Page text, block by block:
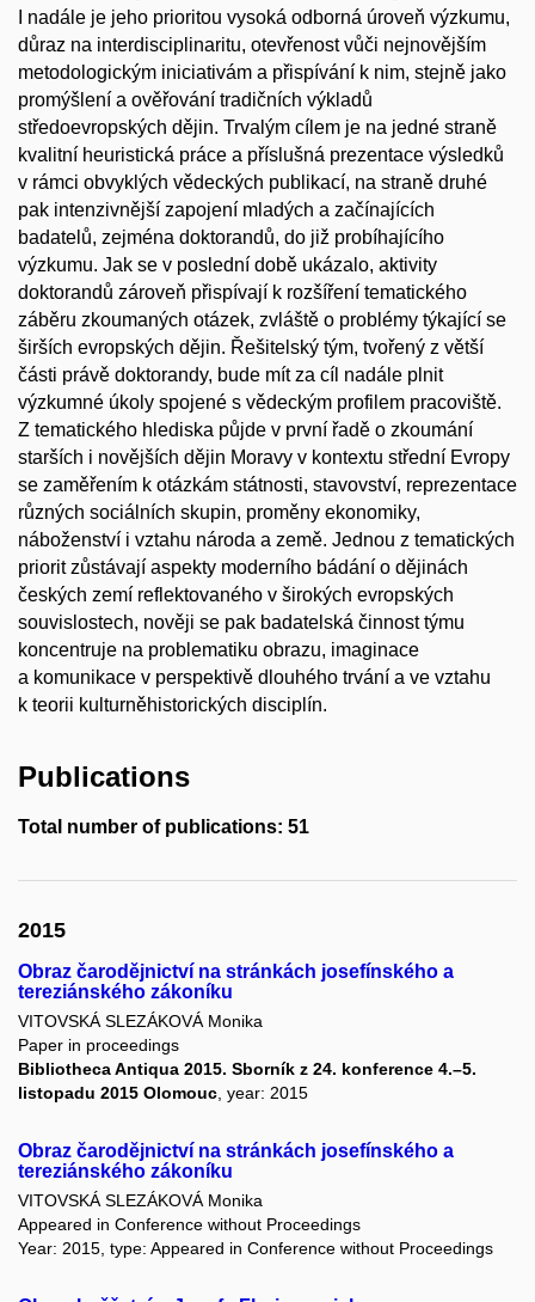
I nadále je jeho prioritou vysoká odborná úroveň výzkumu,
důraz na interdisciplinaritu, otevřenost vůči nejnovějším
metodologickým iniciativám a přispívání k nim, stejně jako
promýšlení a ověřování tradičních výkladů
středoevropských dějin. Trvalým cílem je na jedné straně
kvalitní heuristická práce a příslušná prezentace výsledků
v rámci obvyklých vědeckých publikací, na straně druhé
pak intenzivnější zapojení mladých a začínajících
badatelů, zejména doktorandů, do již probíhajícího
výzkumu. Jak se v poslední době ukázalo, aktivity
doktorandů zároveň přispívají k rozšíření tematického
záběru zkoumaných otázek, zvláště o problémy týkající se
širších evropských dějin. Řešitelský tým, tvořený z větší
části právě doktorandy, bude mít za cíl nadále plnit
výzkumné úkoly spojené s vědeckým profilem pracoviště.
Z tematického hlediska půjde v první řadě o zkoumání
starších i novějších dějin Moravy v kontextu střední Evropy
se zaměřením k otázkám státnosti, stavovství, reprezentace
různých sociálních skupin, proměny ekonomiky,
náboženství i vztahu národa a země. Jednou z tematických
priorit zůstávají aspekty moderního bádání o dějinách
českých zemí reflektovaného v širokých evropských
souvislostech, nověji se pak badatelská činnost týmu
koncentruje na problematiku obrazu, imaginace
a komunikace v perspektivě dlouhého trvání a ve vztahu
k teorii kulturněhistorických disciplín.
Publications
Total number of publications: 51
2015
Obraz čarodějnictví na stránkách josefínského a
tereziánského zákoníku
VITOVSKÁ SLEZÁKOVÁ Monika
Paper in proceedings
Bibliotheca Antiqua 2015. Sborník z 24. konference 4.–5.
listopadu 2015 Olomouc , year: 2015
Obraz čarodějnictví na stránkách josefínského a
tereziánského zákoníku
VITOVSKÁ SLEZÁKOVÁ Monika
Appeared in Conference without Proceedings
Year: 2015, type: Appeared in Conference without Proceedings